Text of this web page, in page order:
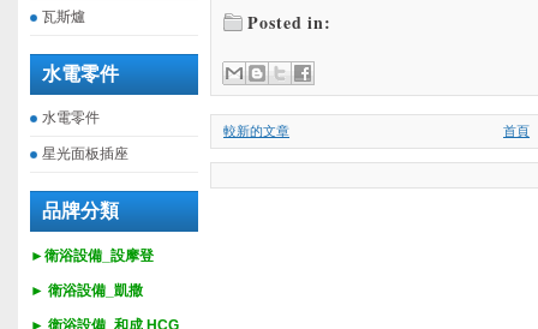
瓦斯爐
水電零件
水電零件
星光面板插座
品牌分類
►衛浴設備_設摩登
► 衛浴設備_ 凱撒
► 衛浴設備_ 和成 HCG
Posted in:
較新的文章 首頁